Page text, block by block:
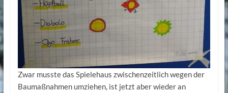
Zwar musste das Spielehaus zwischenzeitlich wegen der
Baumaßnahmen umziehen, ist jetzt aber wieder an